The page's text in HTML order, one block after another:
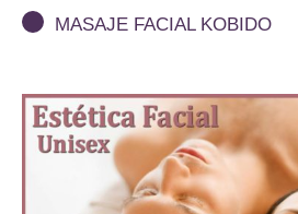
MASAJE FACIAL KOBIDO